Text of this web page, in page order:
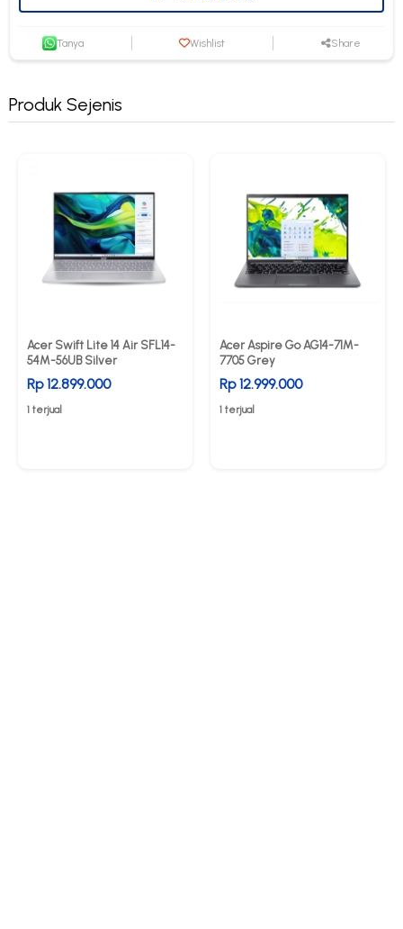
Tanya Wishlist Share
Produk Sejenis
Acer Swift Lite 14 Air SFL14-
54M-56UB Silver
Rp 12.899.000
1 terjual
Acer Aspire Go AG14-71M-
7705 Grey
Rp 12.999.000
1 terjual